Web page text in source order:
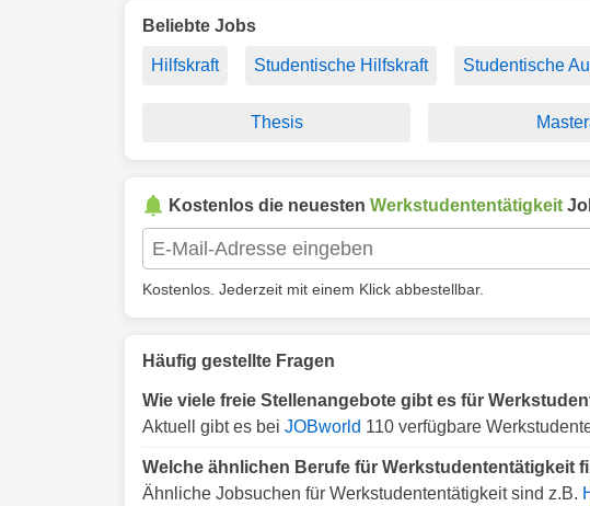
Beliebte Jobs
Hilfskraft Studentische Hilfskraft Studentische
Thesis
Kostenlos die neuesten Werkstudententätigkeit
Kostenlos. Jederzeit mit einem Klick abbestellbar.
Häufig gestellte Fragen
Wie viele freie Stellenangebote gibt es für
Aktuell gibt es bei JOBworld 110 verfügbare
Welche ähnlichen Berufe für Werkstudententätigkeit
Ähnliche Jobsuchen für Werkstudententätigkeit sind z.B.